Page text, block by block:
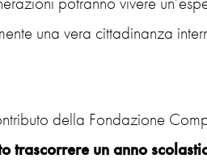
una vera cittadinanza
della Fondazione
trascorrere un anno